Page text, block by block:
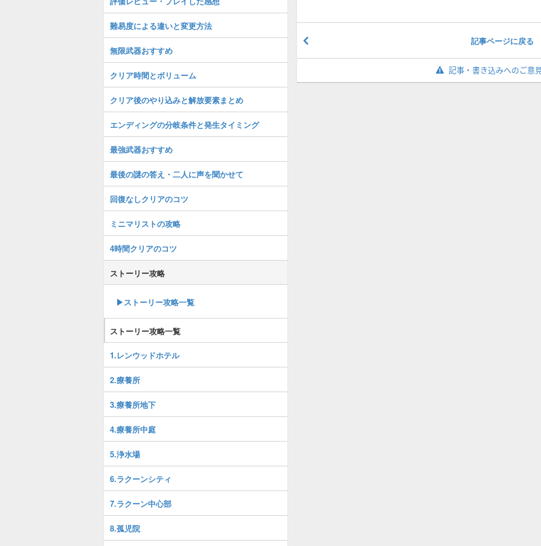
記事ページに戻る
記事・書き込みへのご意
難易度による違いと変更方法
無限武器おすすめ
クリア時間とボリューム
クリア後のやり込みと解放要素まとめ
エンディングの分岐条件と発生タイミング
最強武器おすすめ
最後の謎の答え・二人に声を聞かせて
回復なしクリアのコツ
ミニマリストの攻略
4時間クリアのコツ
ストーリー攻略
▶ストーリー攻略一覧
ストーリー攻略一覧
1.レンウッドホテル
2.療養所
3.療養所地下
4.療養所中庭
5.浄水場
6.ラクーンシティ
7.ラクーン中心部
8.孤児院